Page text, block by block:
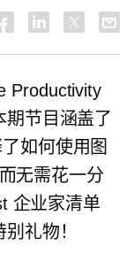
Productivity
节目涵盖了
如何使用图
无需花一分
企业家清单
礼物！